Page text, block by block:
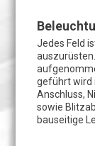
Jedes Feld
geführt wird
Anschluss,
sowie
bauseitige